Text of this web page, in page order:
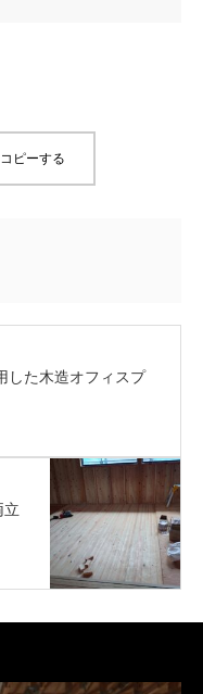
ピーする
した木造オフィスプ
立